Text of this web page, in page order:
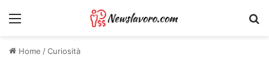
Menu
Home /Curiosità